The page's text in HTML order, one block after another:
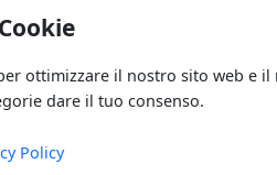
ottimizzare il nostro sito web e il
dare il tuo consenso.
Policy
fare?